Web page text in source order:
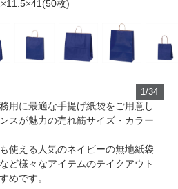
枚)
1/34
用に最適な手提げ紙袋をご用意し
スが魅力の売れ筋サイズ・カラー
使える人気のネイビーの無地紙袋
ど様々なアイテムのテイクアウト
めです。